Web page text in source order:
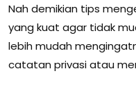
Nah demikian tips
yang kuat agar tidak
lebih mudah
catatan privasi atau